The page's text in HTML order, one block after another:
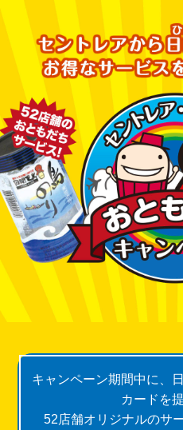
キャンペーン期間中に、
カードを
52店舗オリジナルのサ